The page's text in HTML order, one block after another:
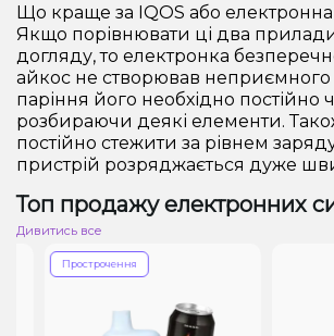
Що краще за IQOS або електронна
Якщо порівнювати ці два
догляду, то електронка
айкос не створював неприємного
паріння його необхідно постійно
розбираючи деякі елементи.
постійно стежити за рівнем
пристрій розряджається дуже
Топ продажу електронних
Дивитись все
Прострочення